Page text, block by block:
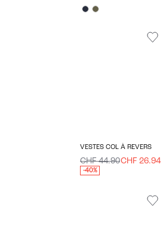
VESTES COL À REVERS
CHF 44.90CHF 26.94
-40%